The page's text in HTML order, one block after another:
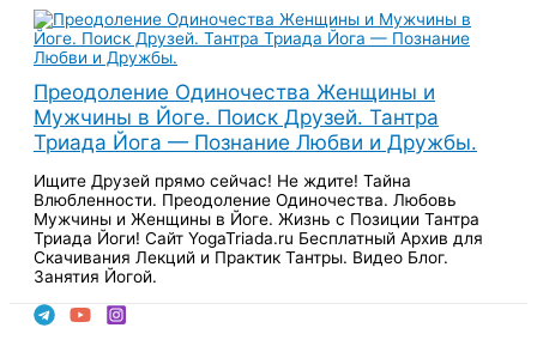
Перейти
содержимому
Преодоление Одиночества Женщины и
Мужчины в Йоге. Поиск Друзей. Тантра
Триада Йога — Познание Любви и Дружбы.
Ищите Друзей прямо сейчас! Не ждите! Тайна
Влюбленности. Преодоление Одиночества. Любовь
Мужчины и Женщины в Йоге. Жизнь с Позиции Тантра
Триада Йоги! Сайт YogaTriada.ru Бесплатный Архив для
Скачивания Лекций и Практик Тантры. Видео Блог.
Занятия Йогой.